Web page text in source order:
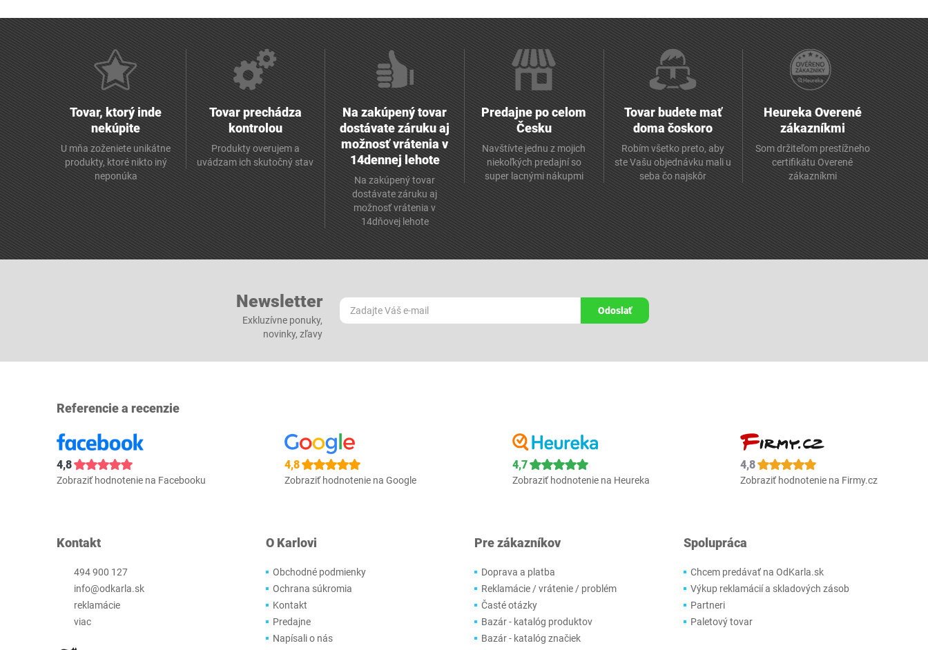
Tovar, ktorý inde
nekúpite
U mňa zoženiete unikátne
produkty, ktoré nikto iný
neponúka
Tovar prechádza
kontrolou
Produkty overujem a
uvádzam ich skutočný stav
Na zakúpený tovar
dostávate záruku aj
možnosť vrátenia v
14dennej lehote
Na zakúpený tovar
dostávate záruku aj
možnosť vrátenia v
14dňovej lehote
Predajne po celom
Česku
Navštívte jednu z mojich
niekoľkých predajní so
super lacnými nákupmi
Tovar budete mať
doma čoskoro
Robím všetko preto, aby
ste Vašu objednávku mali u
seba čo najskôr
Heureka Overené
zákazníkmi
Som držiteľom prestížneho
certifikátu Overené
zákazníkmi
Newsletter
Exkluzívne ponuky,
novinky, zľavy
Odoslať
Referencie a recenzie
4,8
Zobraziť hodnotenie na Facebooku
4,8
Zobraziť hodnotenie na Google
4,7
Zobraziť hodnotenie na Heureka
4,8
Zobraziť hodnotenie na Firmy.cz
Kontakt
494 900 127
info@odkarla.sk
reklamácie
viac
O Karlovi
Obchodné podmienky
Ochrana súkromia
Kontakt
Predajne
Napísali o nás
Pre zákazníkov
Doprava a platba
Reklamácie / vrátenie / problém
Časté otázky
Bazár - katalóg produktov
Bazár - katalóg značiek
Spolupráca
Chcem predávať na OdKarla.sk
Výkup reklamácií a skladových zásob
Partneri
Paletový tovar